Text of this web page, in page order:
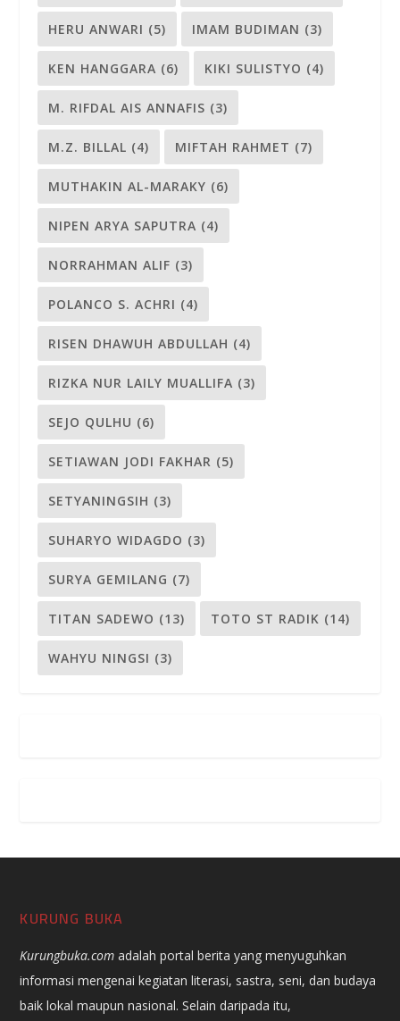
HERU ANWARI (5) IMAM BUDIMAN (3)
KEN HANGGARA (6) KIKI SULISTYO (4)
M. RIFDAL AIS ANNAFIS (3)
M.Z. BILLAL (4) MIFTAH RAHMET (7)
MUTHAKIN AL-MARAKY (6)
NIPEN ARYA SAPUTRA (4)
NORRAHMAN ALIF (3)
POLANCO S. ACHRI (4)
RISEN DHAWUH ABDULLAH (4)
RIZKA NUR LAILY MUALLIFA (3)
SEJO QULHU (6)
SETIAWAN JODI FAKHAR (5)
SETYANINGSIH (3)
SUHARYO WIDAGDO (3)
SURYA GEMILANG (7)
TITAN SADEWO (13) TOTO ST RADIK (14)
WAHYU NINGSI (3)
KURUNG BUKA
Kurungbuka.com adalah portal berita yang menyuguhkan
informasi mengenai kegiatan literasi, sastra, seni, dan budaya
baik lokal maupun nasional. Selain daripada itu,